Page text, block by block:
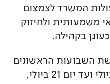
המשרד לצמצום
משמעותית ולחיזוק
בקהילה.
השבועות הראשונים
של חופשת הקיץ, מיום 1 ביולי ועד יום 21 ביולי,